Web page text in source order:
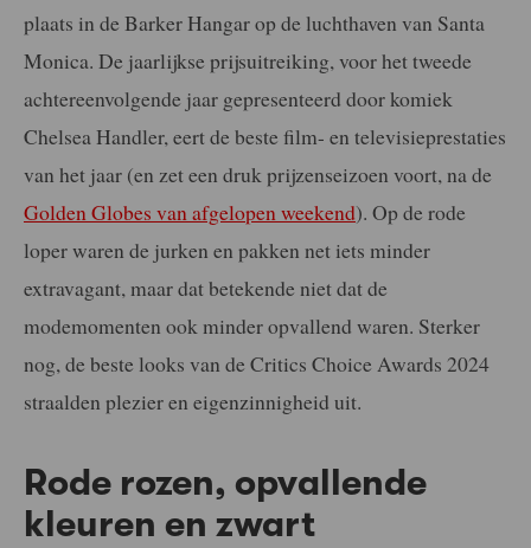
plaats in de Barker Hangar op de luchthaven van Santa
Monica. De jaarlijkse prijsuitreiking, voor het tweede
achtereenvolgende jaar gepresenteerd door komiek
Chelsea Handler, eert de beste film- en televisieprestaties
van het jaar (en zet een druk prijzenseizoen voort, na de
Golden Globes van afgelopen weekend). Op de rode
loper waren de jurken en pakken net iets minder
extravagant, maar dat betekende niet dat de
modemomenten ook minder opvallend waren. Sterker
nog, de beste looks van de Critics Choice Awards 2024
straalden plezier en eigenzinnigheid uit.
Rode rozen, opvallende
kleuren en zwart